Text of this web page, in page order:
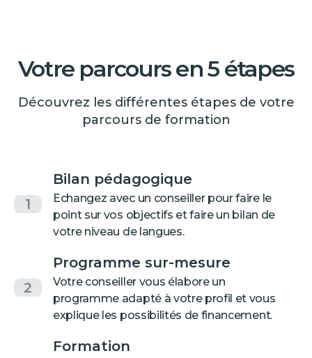
Votre parcours en 5 étapes
Découvrez les différentes étapes de votre
parcours de formation
1
Bilan pédagogique
Echangez avec un conseiller pour faire le
point sur vos objectifs et faire un bilan de
votre niveau de langues.
2
Programme sur-mesure
Votre conseiller vous élabore un
programme adapté à votre profil et vous
explique les possibilités de financement.
Formation